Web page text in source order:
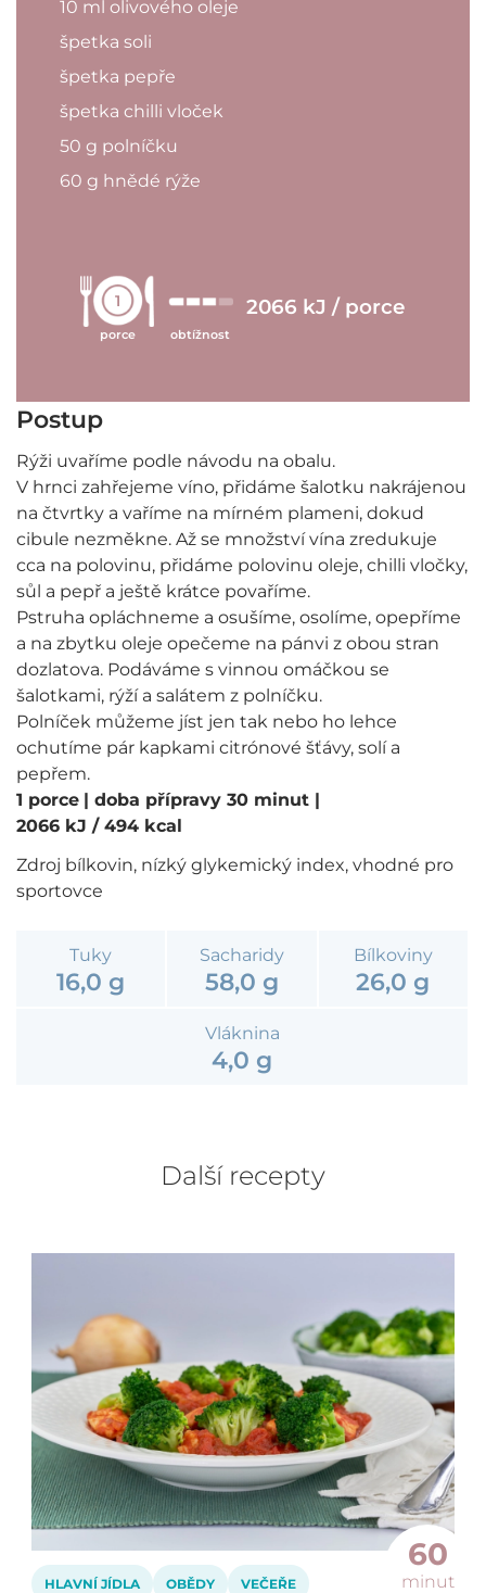
10 ml olivového oleje
špetka soli
špetka pepře
špetka chilli vloček
50 g polníčku
60 g hnědé rýže
1
porce obtížnost
2066 kJ / porce
Postup
Rýži uvaříme podle návodu na obalu.
V hrnci zahřejeme víno, přidáme šalotku nakrájenou
na čtvrtky a vaříme na mírném plameni, dokud
cibule nezměkne. Až se množství vína zredukuje
cca na polovinu, přidáme polovinu oleje, chilli vločky,
sůl a pepř a ještě krátce povaříme.
Pstruha opláchneme a osušíme, osolíme, opepříme
a na zbytku oleje opečeme na pánvi z obou stran
dozlatova. Podáváme s vinnou omáčkou se
šalotkami, rýží a salátem z polníčku.
Polníček můžeme jíst jen tak nebo ho lehce
ochutíme pár kapkami citrónové šťávy, solí a
pepřem.
1 porce | doba přípravy 30 minut |
2066 kJ / 494 kcal
Zdroj bílkovin, nízký glykemický index, vhodné pro
sportovce
Tuky
16,0 g
Sacharidy
58,0 g
Bílkoviny
26,0 g
Vláknina
4,0 g
Další recepty
60
minut
HLAVNÍ JÍDLA OBĚDY VEČEŘE